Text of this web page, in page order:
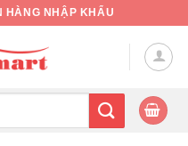
HÀNG NHẬP KHẨU